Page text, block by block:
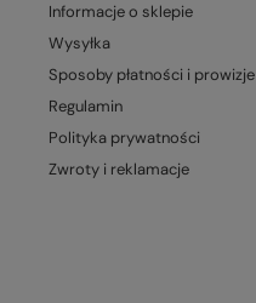
Informacje o sklepie
Wysyłka
Sposoby płatności i prowizje
Regulamin
Polityka prywatności
Zwroty i reklamacje